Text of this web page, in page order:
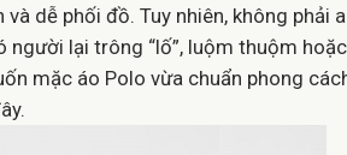
dễ phối đồ. Tuy nhiên, không phải
lại trông “lố”, luộm thuộm
mặc áo Polo vừa chuẩn phong